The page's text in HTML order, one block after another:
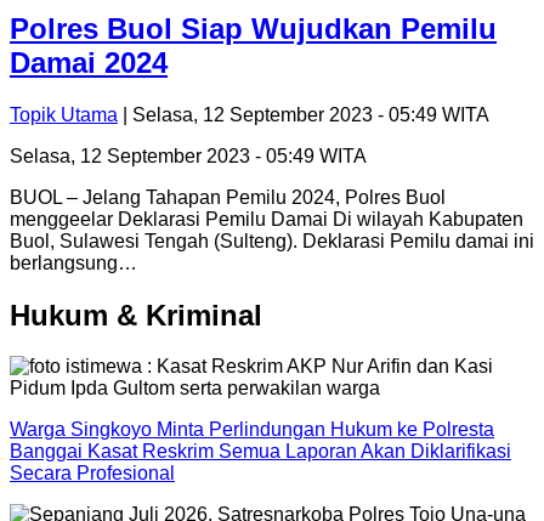
Polres Buol Siap Wujudkan Pemilu
Damai 2024
Topik Utama | Selasa, 12 September 2023 - 05:49 WITA
Selasa, 12 September 2023 - 05:49 WITA
BUOL – Jelang Tahapan Pemilu 2024, Polres Buol
menggeelar Deklarasi Pemilu Damai Di wilayah Kabupaten
Buol, Sulawesi Tengah (Sulteng). Deklarasi Pemilu damai ini
berlangsung…
Hukum & Kriminal
Warga Singkoyo Minta Perlindungan Hukum ke Polresta
Banggai Kasat Reskrim Semua Laporan Akan Diklarifikasi
Secara Profesional